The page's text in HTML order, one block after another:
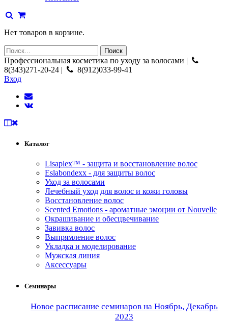
Нет товаров в корзине.
Профессиональная косметика по уходу за волосами |
8(343)271-20-24 |
8(912)033-99-41
Вход
Каталог
Lisaplex™ - защита и восстановление волос
Eslabondexx - для защиты волос
Уход за волосами
Лечебный уход для волос и кожи головы
Восстановление волос
Scented Emotions - ароматные эмоции от Nouvelle
Окрашивание и обесцвечивание
Завивка волос
Выпрямление волос
Укладка и моделирование
Мужская линия
Аксессуары
Семинары
Новое расписание семинаров на Ноябрь, Декабрь
2023